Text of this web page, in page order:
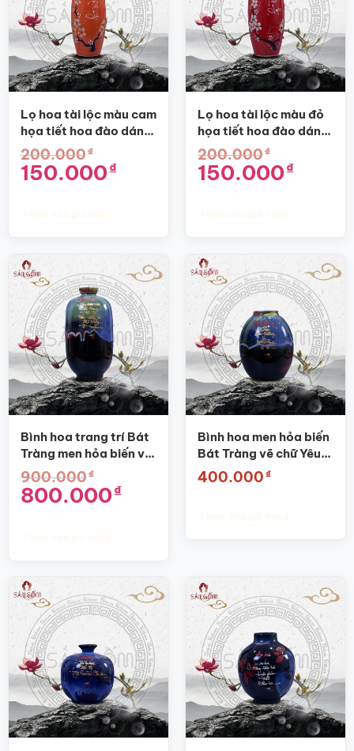
Lọ hoa tài lộc màu cam
họa tiết hoa đào dáng
bom SG-BH56
200.000₫
Giá
gốc
150.000₫Giá
hiện
Lọ hoa tài lộc màu đỏ
họa tiết hoa đào dáng
bom SG-BH55
200.000₫
Giá
gốc
150.000₫Giá
hiện
Bình hoa trang trí Bát
Tràng men hỏa biến vẽ
chữ Cội nguồn SG-
BH61
900.000₫
Giá
gốc
800.000₫Giá
hiện
Bình hoa men hỏa biến
Bát Tràng vẽ chữ Yêu
thương SG-BH04
400.000 ₫